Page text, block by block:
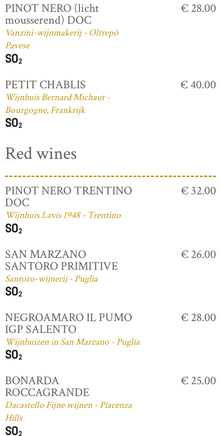
PINOT NERO (licht
mousserend) DOC
Vanzini-wijnmakerij - Oltrepò
Pavese
€ 28.00
PETIT CHABLIS
Wijnhuis Bernard Michaut -
Bourgogne, Frankrijk
€ 40.00
Red wines
PINOT NERO TRENTINO
DOC
Wijnhuis Lavis 1948 - Trentino
€ 32.00
SAN MARZANO
SANTORO PRIMITIVE
Santoro-wijnerij - Puglia
€ 26.00
NEGROAMARO IL PUMO
IGP SALENTO
Wijnhuizen in San Marzano - Puglia
€ 28.00
BONARDA
ROCCAGRANDE
Dacastello Fijne wijnen - Piacenza
Hills
€ 25.00